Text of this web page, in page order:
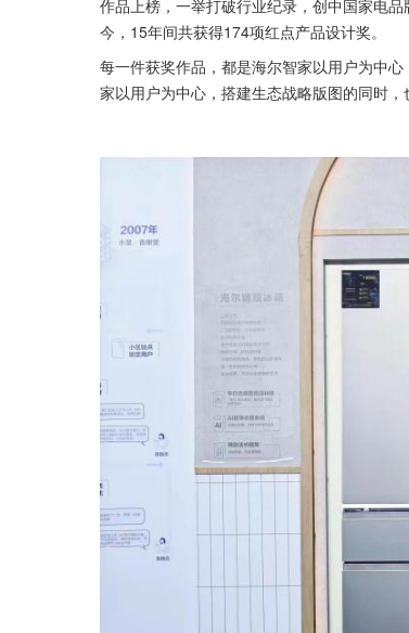
作品上榜，一举打破行业纪录，创中国家电
今，15年间共获得174项红点产品设计奖。
每一件获奖作品，都是海尔智家以用户为中
家以用户为中心，搭建生态战略版图的同时